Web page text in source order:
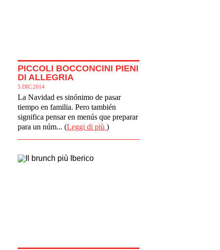
PICCOLI BOCCONCINI PIENI
DI ALLEGRIA
5.DIC.2014
La Navidad es sinónimo de pasar
tiempo en familia. Pero también
significa pensar en menús que preparar
para un núm... (Leggi di più)